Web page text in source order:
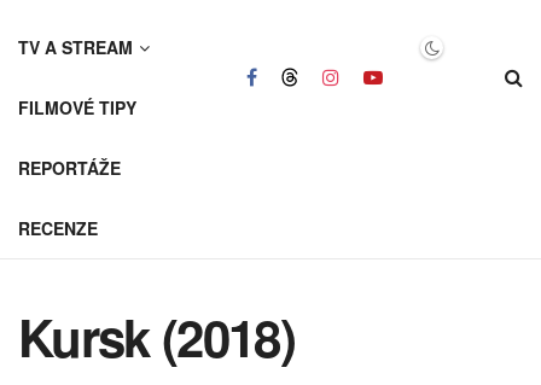
TV A STREAM
FILMOVÉ TIPY
REPORTÁŽE
RECENZE
Kursk (2018)